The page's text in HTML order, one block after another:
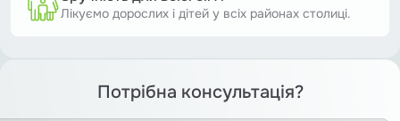
Лікуємо дорослих і дітей у всіх районах столиці.
Потрібна консультація?